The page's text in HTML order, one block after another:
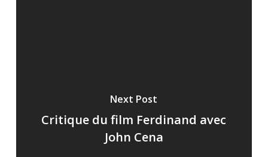
Next Post
Critique du film Ferdinand avec
John Cena